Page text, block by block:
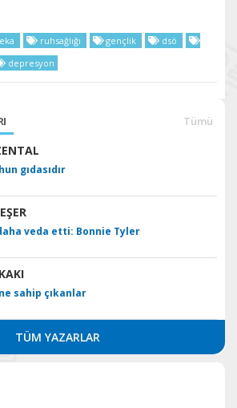
ruhsağlığı gençlik
dsö
depresyon
Tümü
gıdasıdır
veda etti: Bonnie Tyler
sahip çıkanlar
TÜM YAZARLAR